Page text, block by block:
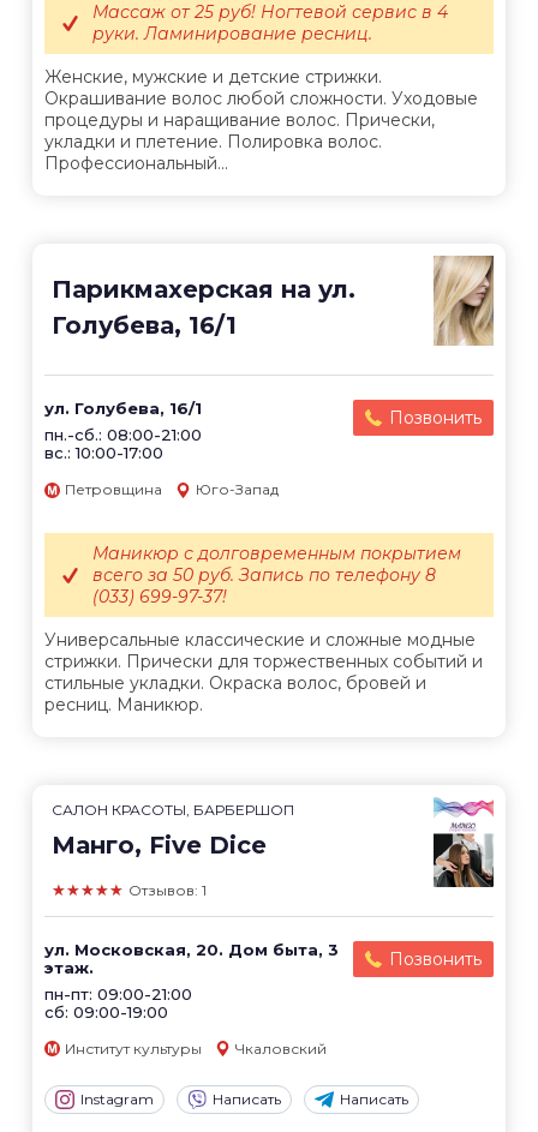
Женские, мужские и детские стрижки.
Окрашивание волос любой сложности. Уходовые
процедуры и наращивание волос. Прически,
укладки и плетение. Полировка волос.
Профессиональный...
Массаж от 25 руб! Ногтевой сервис в 4
руки. Ламинирование ресниц.
Парикмахерская на ул.
Голубева, 16/1
ул. Голубева, 16/1
пн.-сб.: 08:00-21:00
вс.: 10:00-17:00
Позвонить
Петровщина Юго-Запад
Универсальные классические и сложные модные
стрижки. Прически для торжественных событий и
стильные укладки. Окраска волос, бровей и
ресниц. Маникюр.
Маникюр с долговременным покрытием
всего за 50 руб. Запись по телефону 8
(033) 699-97-37!
САЛОН КРАСОТЫ, БАРБЕРШОП
Манго, Five Dice
★★★★★ Отзывов: 1
ул. Московская, 20. Дом быта, 3
этаж.
пн-пт: 09:00-21:00
сб: 09:00-19:00
Позвонить
Институт культуры Чкаловский
Instagram Написать Написать